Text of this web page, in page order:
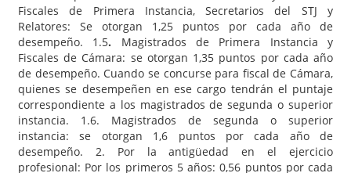
Fiscales de Primera Instancia, Secretarios del STJ y
Relatores: Se otorgan 1,25 puntos por cada año de
desempeño. 1.5. Magistrados de Primera Instancia y
Fiscales de Cámara: se otorgan 1,35 puntos por cada año
de desempeño. Cuando se concurse para fiscal de Cámara,
quienes se desempeñen en ese cargo tendrán el puntaje
correspondiente a los magistrados de segunda o superior
instancia. 1.6. Magistrados de segunda o superior
instancia: se otorgan 1,6 puntos por cada año de
desempeño. 2. Por la antigüedad en el ejercicio
profesional: Por los primeros 5 años: 0,56 puntos por cada